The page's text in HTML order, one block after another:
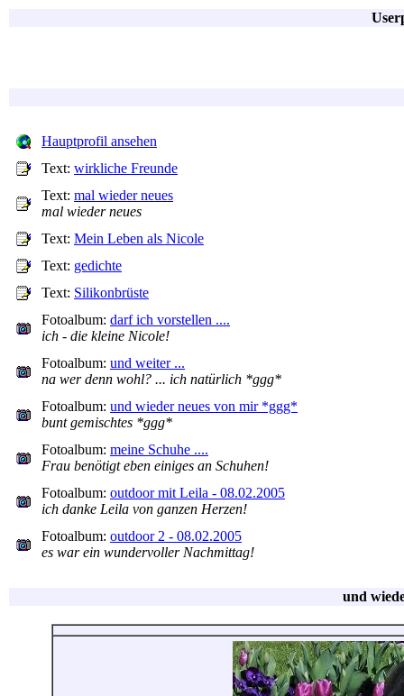
Hauptprofil ansehen
Text: wirkliche Freunde
Text: mal wieder neues
mal wieder neues
Text: Mein Leben als Nicole
Text: gedichte
Text: Silikonbrüste
Fotoalbum: darf ich vorstellen ....
ich - die kleine Nicole!
Fotoalbum: und weiter ...
na wer denn wohl? ... ich natürlich *ggg*
Fotoalbum: und wieder neues von mir *ggg*
bunt gemischtes *ggg*
Fotoalbum: meine Schuhe ....
Frau benötigt eben einiges an Schuhen!
Fotoalbum: outdoor mit Leila - 08.02.2005
ich danke Leila von ganzen Herzen!
Fotoalbum: outdoor 2 - 08.02.2005
es war ein wundervoller Nachmittag!
und